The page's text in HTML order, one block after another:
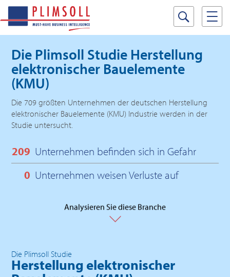
Die Plimsoll Studie Herstellung
elektronischer Bauelemente
(KMU)
Die 709 größten Unternehmen der deutschen Herstellung
elektronischer Bauelemente (KMU) Industrie werden in der
Studie untersucht.
209 Unternehmen befinden sich in Gefahr
0 Unternehmen weisen Verluste auf
Analysieren Sie diese Branche
Die Plimsoll Studie
Herstellung elektronischer